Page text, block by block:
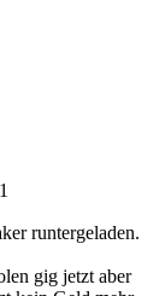
runtergeladen.
gig jetzt aber